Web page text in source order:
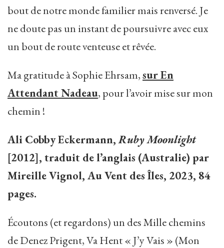
bout de notre monde familier mais renversé. Je
ne doute pas un instant de poursuivre avec eux
un bout de route venteuse et rêvée.
Ma gratitude à Sophie Ehrsam,sur En
Attendant Nadeau, pour l’avoir mise sur mon
chemin !
Ali Cobby Eckermann,Ruby Moonlight
[2012], traduit de l’anglais (Australie) par
Mireille Vignol, Au Vent des Îles, 2023, 84
pages.
Écoutons (et regardons) un des Mille chemins
de Denez Prigent, Va Hent « J’y Vais » (Mon